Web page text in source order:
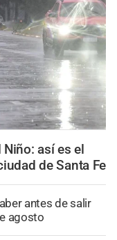
Niño: así es el
de Santa Fe
antes de salir
agosto